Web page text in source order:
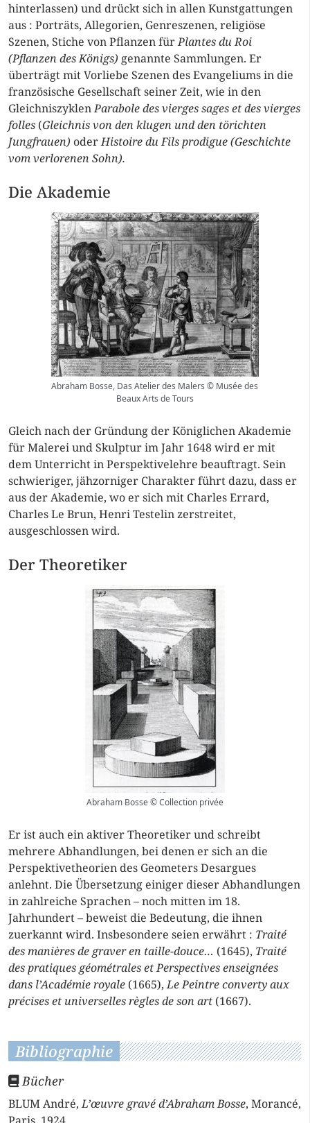
hinterlassen) und drückt sich in allen Kunstgattungen
aus : Porträts, Allegorien, Genreszenen, religiöse
Szenen, Stiche von Pflanzen fürPlantes du Roi
(Pflanzen des Königs) genannte Sammlungen. Er
überträgt mit Vorliebe Szenen des Evangeliums in die
französische Gesellschaft seiner Zeit, wie in den
GleichniszyklenParabole des vierges sages et des vierges
folles (Gleichnis von den klugen und den törichten
Jungfrauen) oderHistoire du Fils prodigue (Geschichte
vom verlorenen Sohn).
Die Akademie
Abraham Bosse, Das Atelier des Malers © Musée des
Beaux Arts de Tours
Gleich nach der Gründung der Königlichen Akademie
für Malerei und Skulptur im Jahr 1648 wird er mit
dem Unterricht in Perspektivelehre beauftragt. Sein
schwieriger, jähzorniger Charakter führt dazu, dass er
aus der Akademie, wo er sich mit Charles Errard,
Charles Le Brun, Henri Testelin zerstreitet,
ausgeschlossen wird.
Der Theoretiker
Abraham Bosse © Collection privée
Er ist auch ein aktiver Theoretiker und schreibt
mehrere Abhandlungen, bei denen er sich an die
Perspektivetheorien des Geometers Desargues
anlehnt. Die Übersetzung einiger dieser Abhandlungen
in zahlreiche Sprachen – noch mitten im 18.
Jahrhundert – beweist die Bedeutung, die ihnen
zuerkannt wird. Insbesondere seien erwährt : Traité
des manières de graver en taille-douce… (1645), Traité
des pratiques géométrales et Perspectives enseignées
dans l’Académie royale (1665),Le Peintre converty aux
précises et universelles règles de son art (1667).
Bibliographie
Bücher
BLUM André,L’œuvre gravé d’Abraham Bosse, Morancé,